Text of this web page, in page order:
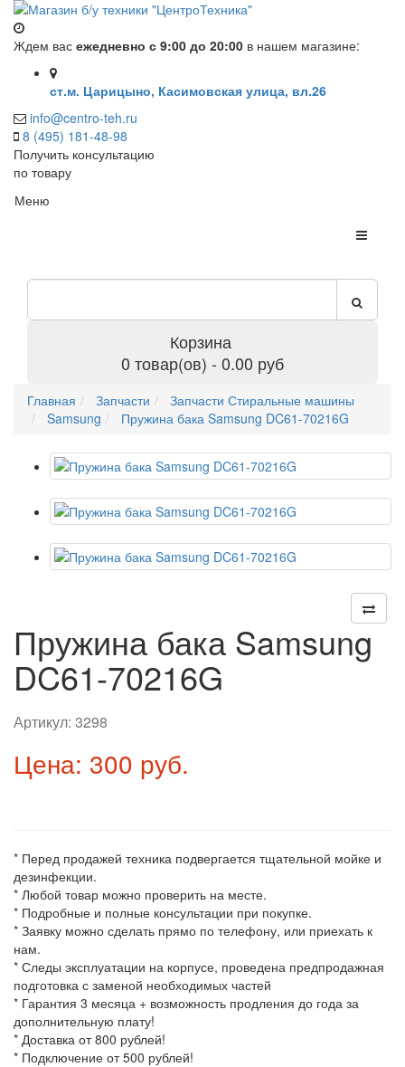
Ждем вас ежедневно с 9:00 до 20:00 в нашем магазине:
ст.м. Царицыно, Касимовская улица, вл.26
info@centro-teh.ru
8 (495) 181-48-98
Получить консультацию
по товару
Меню
Корзина
0 товар(ов) - 0.00 руб
Главная Запчасти
Запчасти Стиральные машины
Samsung
Пружина бака Samsung DC61-70216G
Пружина бака Samsung
DC61-70216G
Артикул: 3298
Цена: 300 руб.
* Перед продажей техника подвергается тщательной мойке и
дезинфекции.
* Любой товар можно проверить на месте.
* Подробные и полные консультации при покупке.
* Заявку можно сделать прямо по телефону, или приехать к
нам.
* Следы эксплуатации на корпусе, проведена предпродажная
подготовка с заменой необходимых частей
* Гарантия 3 месяца + возможность продления до года за
дополнительную плату!
* Доставка от 800 рублей!
* Подключение от 500 рублей!